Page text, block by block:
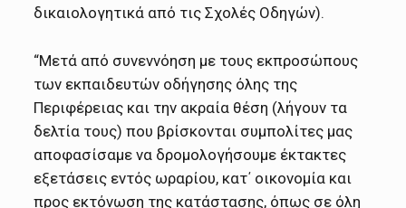
δικαιολογητικά από τις Σχολές Οδηγών).
“Μετά από συνεννόηση με τους εκπροσώπους
των εκπαιδευτών οδήγησης όλης της
Περιφέρειας και την ακραία θέση (λήγουν τα
δελτία τους) που βρίσκονται συμπολίτες μας
αποφασίσαμε να δρομολογήσουμε έκτακτες
εξετάσεις εντός ωραρίου, κατ΄ οικονομία και
προς εκτόνωση της κατάστασης, όπως σε όλη